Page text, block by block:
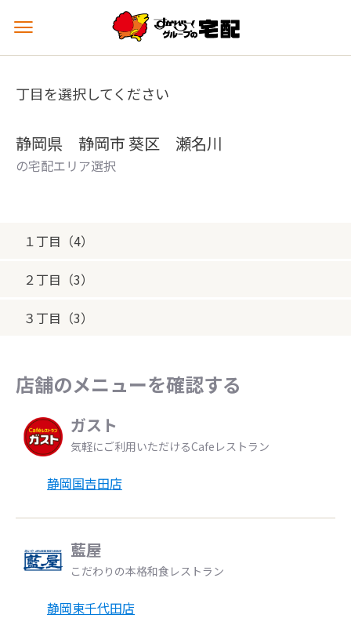
メ
ュ
を
丁目を選択してください
静岡県 静岡市 葵区 瀬名川
の宅配エリア選択
１丁目（4）
２丁目（3）
３丁目（3）
店舗のメニューを確認する
ガスト
気軽にご利用いただけるCafeレストラン
静岡国吉田店
藍屋
こだわりの本格和食レストラン
静岡東千代田店